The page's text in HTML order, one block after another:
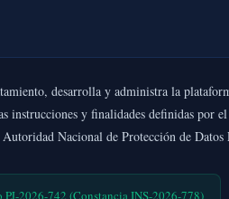
desarrolla y administra la
instrucciones y finalidades definidas por
Nacional de Protección de Datos
2026-742 (Constancia INS-2026-778)